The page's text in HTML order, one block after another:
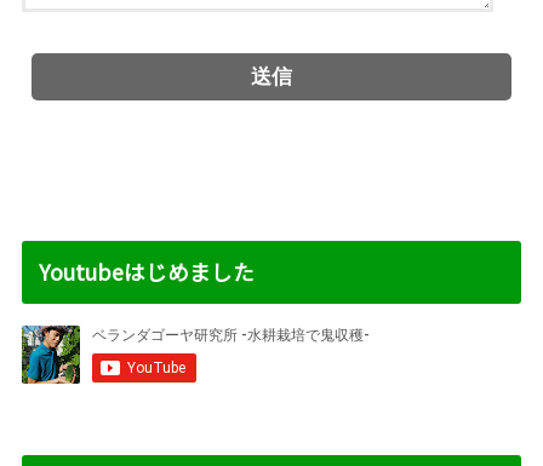
Youtubeはじめました